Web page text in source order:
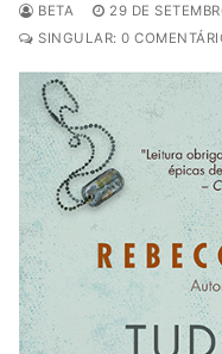
BETA 29 DE
SINGULAR: 0